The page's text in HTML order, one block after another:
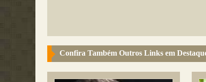
Confira Também Outros Links em